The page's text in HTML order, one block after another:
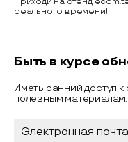
реального времени!
Быть в курсе
Иметь ранний доступ
полезным материалам.